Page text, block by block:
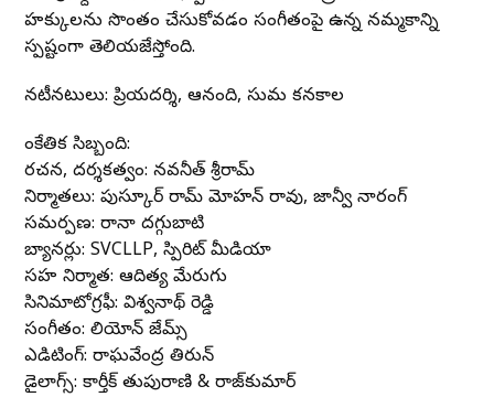
హక్కులను సొంతం చేసుకోవడం సంగీతంపై ఉన్న నమ్మకాన్ని
స్పష్టంగా తెలియజేస్తోంది.
నటీనటులు: ప్రియదర్శి, ఆనంది, సుమ కనకాల
సాంకేతిక సిబ్బంది:
రచన, దర్శకత్వం: నవనీత్ శ్రీరామ్
నిర్మాతలు: పుస్కూర్ రామ్ మోహన్ రావు, జాన్వీ నారంగ్
సమర్పణ: రానా దగ్గుబాటి
బ్యానర్లు: SVCLLP, స్పిరిట్ మీడియా
సహ నిర్మాత: ఆదిత్య మేరుగు
సినిమాటోగ్రఫీ: విశ్వనాథ్ రెడ్డి
సంగీతం: లియోన్ జేమ్స్
ఎడిటింగ్: రాఘవేంద్ర తిరున్
డైలాగ్స్: కార్తీక్ తుపురాణి & రాజ్‌కుమార్